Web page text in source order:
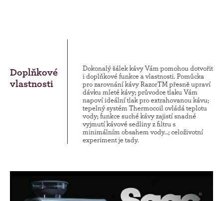
Doplňkové
vlastnosti
Dokonalý šálek kávy Vám pomohou dotvořit
i doplňkové funkce a vlastnosti. Pomůcka
pro zarovnání kávy RazorTM přesně upraví
dávku mleté kávy; průvodce tlaku Vám
napoví ideální tlak pro extrahovanou kávu;
tepelný systém Thermocoil ovládá teplotu
vody; funkce suché kávy zajistí snadné
vyjmutí kávové sedliny z filtru s
minimálním obsahem vody…; celoživotní
experiment je tady.